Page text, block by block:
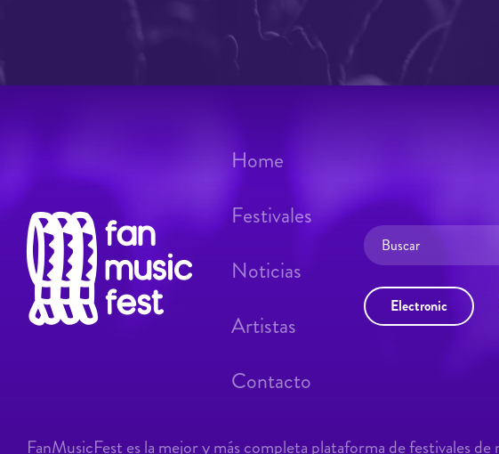
Electronic
Home
Festivales
Noticias
Artistas
Contacto
FanMusicFest es la mejor y más completa plataforma de festivales